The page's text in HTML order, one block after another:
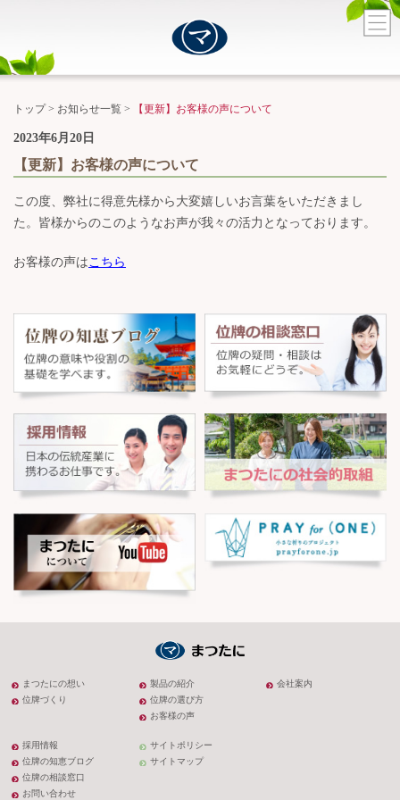
トップ> お知らせ一覧 > 【更新】お客様の声について
2023年6月20日
【更新】お客様の声について
この度、弊社に得意先様から大変嬉しいお言葉をいただきまし
た。皆様からのこのようなお声が我々の活力となっております。
お客様の声は こちら
まつたにの想い
位牌づくり
製品の紹介
位牌の選び方
お客様の声
会社案内
採用情報
位牌の知恵ブログ
位牌の相談窓口
お問い合わせ
サイトポリシー
サイトマップ